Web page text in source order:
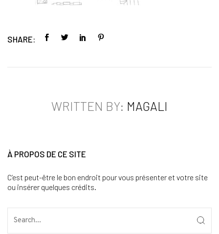
SHARE:
WRITTEN BY: MAGALI
À PROPOS DE CE SITE
C’est peut-être le bon endroit pour vous présenter et votre site
ou insérer quelques crédits.